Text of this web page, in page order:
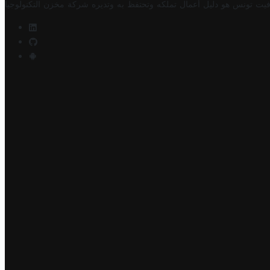
تونس هو دليل أعمال تملكه وتحتفظ به وتديره شركة مخزن التكنولوجيا